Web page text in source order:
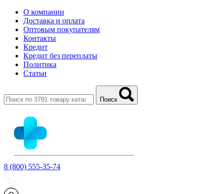
О компании
Доставка и оплата
Оптовым покупателям
Контакты
Кредит
Кредит без переплаты
Политика
Статьи
Поиск
8 (800) 555-35-74